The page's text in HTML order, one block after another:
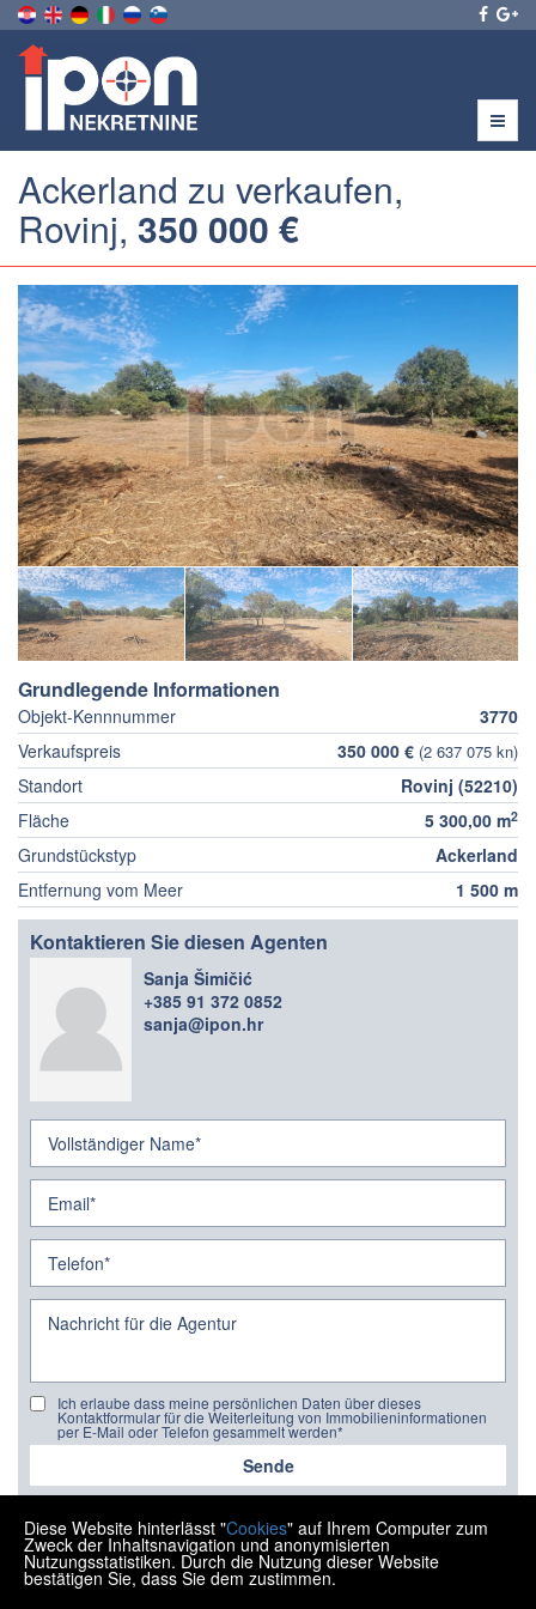
Menu
Ackerland zu verkaufen,
Rovinj, 350 000 €
Grundlegende Informationen
Objekt-Kennnummer
3770
Verkaufspreis
350 000 € (2 637 075 kn)
Standort
Rovinj (52210)
Fläche
5 300,00 m2
Grundstückstyp
Ackerland
Entfernung vom Meer
1 500 m
Kontaktieren Sie diesen Agenten
Sanja Šimičić
+385 91 372 0852
sanja@ipon.hr
Ich erlaube dass meine persönlichen Daten über dieses
Kontaktformular für die Weiterleitung von Immobilieninformationen
per E-Mail oder Telefon gesammelt werden*
Sende
Diese Website hinterlässt "Cookies" auf Ihrem Computer zum
Zweck der Inhaltsnavigation und anonymisierten
Nutzungsstatistiken. Durch die Nutzung dieser Website
bestätigen Sie, dass Sie dem zustimmen.